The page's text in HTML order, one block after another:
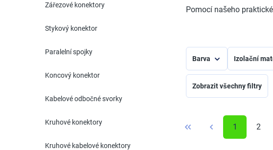
Zářezové konektory
Stykový konektor
Paralelní spojky
Koncový konektor
Kabelové odbočné svorky
Kruhové konektory
Kruhové kabelové konektory
Pomocí našeho
Barva Izolační
Zobrazit všechny filtry
1 2